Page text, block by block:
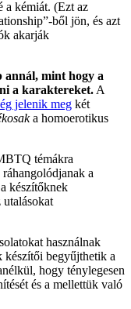
a kémiát. (Ezt az
ből jön, és azt
akarják
annál, mint hogy a
a karaktereket. A
jelenik meg két
a homoerotikus
témákra
a
készítőknek
utalásokat
használnak
készítői begyűjthetik a
hogy ténylegesen
és a mellettük való